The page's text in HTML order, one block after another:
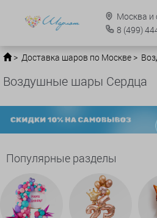
Москва и
8 (499)
Доставка шаров по Москве
Воздушные шары Сердца
Популярные разделы